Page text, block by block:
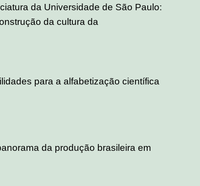
da Universidade de São Paulo:
da cultura da
para a alfabetização científica
da produção brasileira em